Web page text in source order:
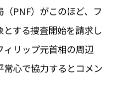
PARIS 14℃ / 12℃
FR 14:42 ／ JP 21:42
1€＝182.37円
お問い合わせ
PNF）がこのほど、フ
する捜査開始を請求し
リップ元首相の周辺
心で協力するとコメン